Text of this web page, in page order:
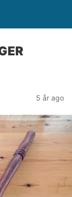
5 år ago